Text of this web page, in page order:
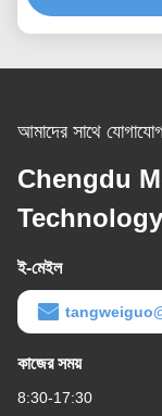
আমাদের সাথে
Chengdu
ই-মেইল
কাজের সময়
8:30-17:30